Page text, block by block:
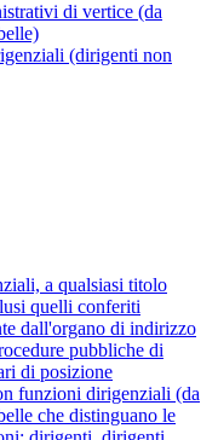
di vertice (da
(dirigenti non
a qualsiasi titolo
quelli conferiti
dall'organo di indirizzo
pubbliche di
di posizione
funzioni dirigenziali (da
che distinguano le